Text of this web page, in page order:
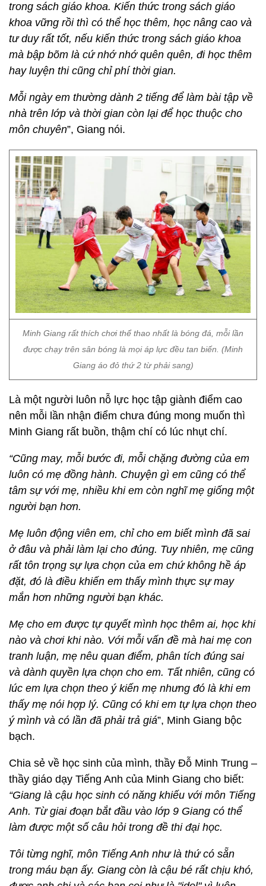
trong sách giáo khoa. Kiến thức trong sách giáo
khoa vững rồi thì có thể học thêm, học nâng cao và
tư duy rất tốt, nếu kiến thức trong sách giáo khoa
mà bập bõm là cứ nhớ nhớ quên quên, đi học thêm
hay luyện thi cũng chỉ phí thời gian.
Mỗi ngày em thường dành 2 tiếng để làm bài tập về
nhà trên lớp và thời gian còn lại để học thuộc cho
môn chuyên”, Giang nói.
Minh Giang rất thích chơi thể thao nhất là bóng đá, mỗi lần
được chạy trên sân bóng là mọi áp lực đều tan biến. (Minh
Giang áo đỏ thứ 2 từ phải sang)
Là một người luôn nỗ lực học tập giành điểm cao
nên mỗi lần nhận điểm chưa đúng mong muốn thì
Minh Giang rất buồn, thậm chí có lúc nhụt chí.
“Cũng may, mỗi bước đi, mỗi chặng đường của em
luôn có mẹ đồng hành. Chuyện gì em cũng có thể
tâm sự với mẹ, nhiều khi em còn nghĩ mẹ giống một
người bạn hơn.
Mẹ luôn động viên em, chỉ cho em biết mình đã sai
ở đâu và phải làm lại cho đúng. Tuy nhiên, mẹ cũng
rất tôn trọng sự lựa chọn của em chứ không hề áp
đặt, đó là điều khiến em thấy mình thực sự may
mắn hơn những người bạn khác.
Mẹ cho em được tự quyết mình học thêm ai, học khi
nào và chơi khi nào. Với mỗi vấn đề mà hai mẹ con
tranh luận, mẹ nêu quan điểm, phân tích đúng sai
và dành quyền lựa chọn cho em. Tất nhiên, cũng có
lúc em lựa chọn theo ý kiến mẹ nhưng đó là khi em
thấy mẹ nói hợp lý. Cũng có khi em tự lựa chọn theo
ý mình và có lần đã phải trả giá”, Minh Giang bộc
bạch.
Chia sẻ về học sinh của mình, thầy Đỗ Minh Trung –
thầy giáo dạy Tiếng Anh của Minh Giang cho biết:
“Giang là cậu học sinh có năng khiếu với môn Tiếng
Anh. Từ giai đoạn bắt đầu vào lớp 9 Giang có thể
làm được một số câu hỏi trong đề thi đại học.
Tôi từng nghĩ, môn Tiếng Anh như là thứ có sẵn
trong máu bạn ấy. Giang còn là cậu bé rất chịu khó,